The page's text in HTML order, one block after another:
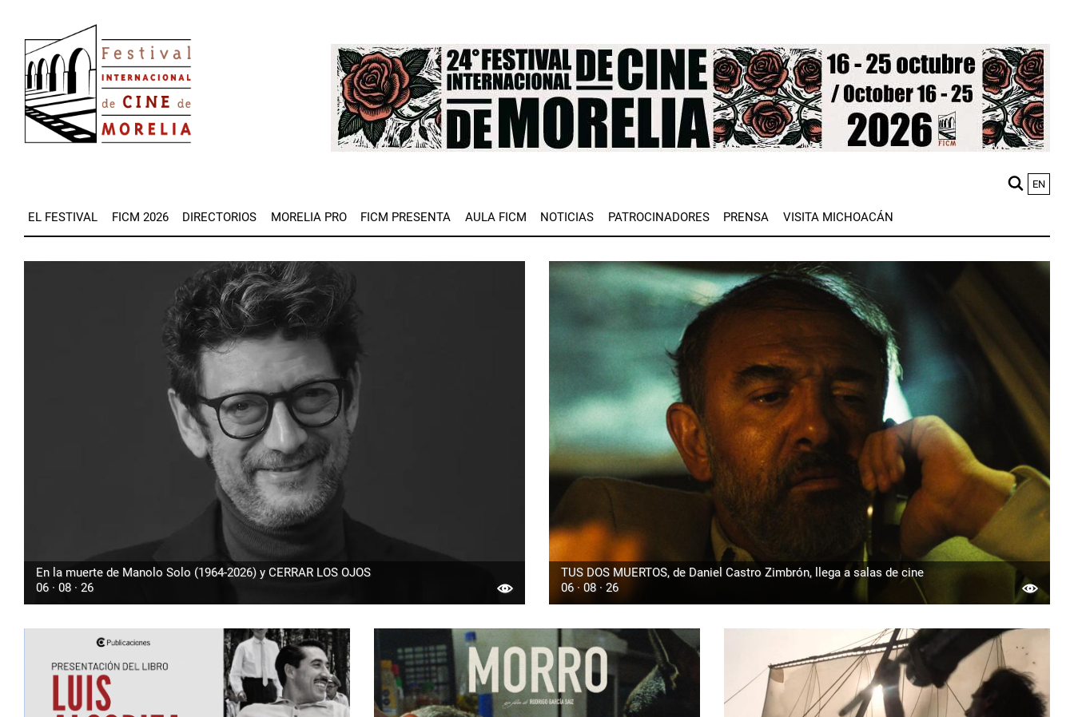
contenido
principal
Image
EN
EL FESTIVAL FICM 2026 DIRECTORIOS MORELIA PRO FICM PRESENTA AULA FICM NOTICIAS PATROCINADORES PRENSA VISITA MICHOACÁN
En la muerte de Manolo Solo (1964-2026) y CERRAR LOS OJOS
06 · 08 · 26
TUS DOS MUERTOS, de Daniel Castro Zimbrón, llega a salas de cine
06 · 08 · 26